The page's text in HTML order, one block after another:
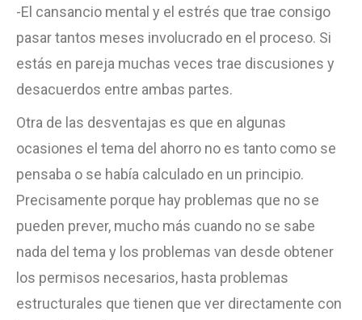
-El cansancio mental y el estrés que trae consigo
pasar tantos meses involucrado en el proceso. Si
estás en pareja muchas veces trae discusiones y
desacuerdos entre ambas partes.
Otra de las desventajas es que en algunas
ocasiones el tema del ahorro no es tanto como se
pensaba o se había calculado en un principio.
Precisamente porque hay problemas que no se
pueden prever, mucho más cuando no se sabe
nada del tema y los problemas van desde obtener
los permisos necesarios, hasta problemas
estructurales que tienen que ver directamente con